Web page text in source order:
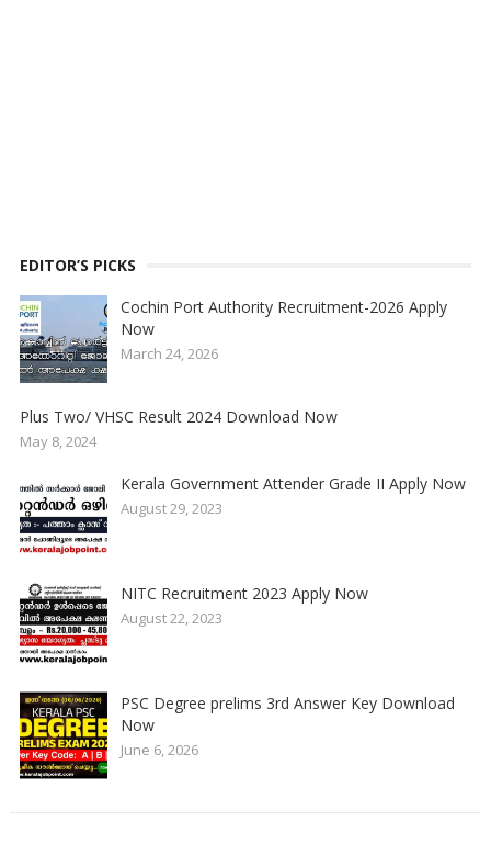
EDITOR’S PICKS
Cochin Port Authority Recruitment-2026 Apply
Now
March 24, 2026
Plus Two/ VHSC Result 2024 Download Now
May 8, 2024
Kerala Government Attender Grade II Apply Now
August 29, 2023
NITC Recruitment 2023 Apply Now
August 22, 2023
PSC Degree prelims 3rd Answer Key Download
Now
June 6, 2026